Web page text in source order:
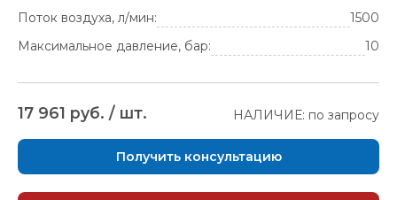
Поток воздуха, л/мин:
1500
Максимальное давление, бар:
10
17 961 руб. / шт. НАЛИЧИЕ: по запросу
Получить консультацию